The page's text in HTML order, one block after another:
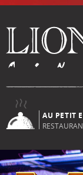
AU PETIT